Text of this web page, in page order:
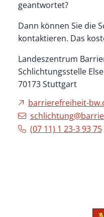
geantwortet?
Dann können Sie die
kontaktieren. Das
Landeszentrum
Schlichtungsstelle
70173 Stuttgart
barrierefreiheit-
(07 11) 1 23-3 93 75